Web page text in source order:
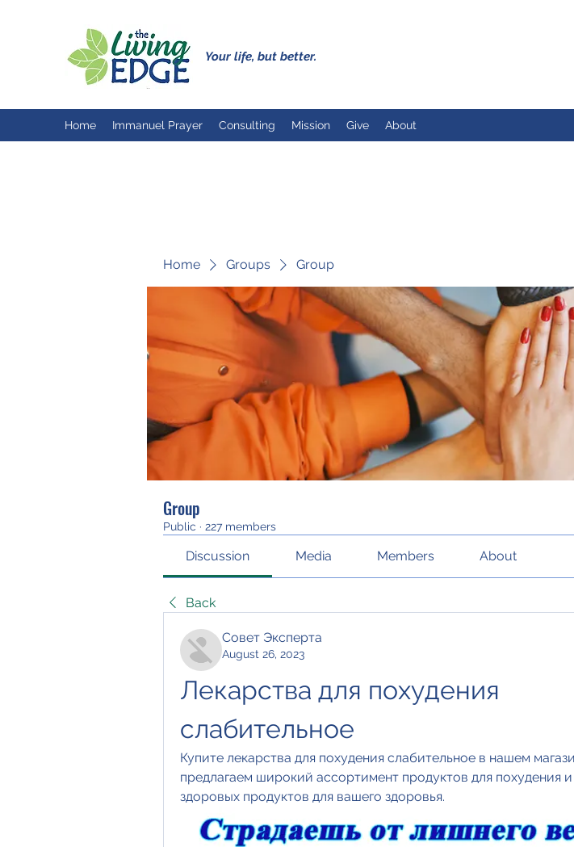
Your life, but better.
Home Immanuel Prayer Consulting Mission Give About
Home Groups Group
Group
Public · 227 members
Discussion Media Members About
Back
Совет Эксперта
August 26, 2023
Лекарства для похудения
слабительное
Купите лекарства для похудения слабительное в нашем
предлагаем широкий ассортимент продуктов для похудения и
здоровых продуктов для вашего здоровья.